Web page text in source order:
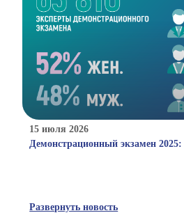
15 июля 2026
Демонстрационный экзамен
Развернуть новость